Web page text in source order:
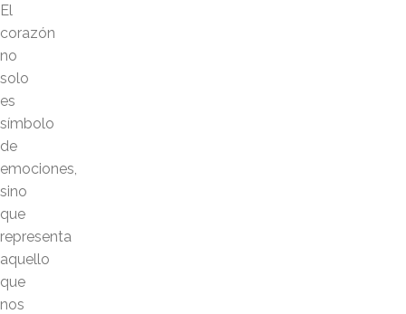
El
corazón
no
solo
es
símbolo
de
emociones,
sino
que
representa
aquello
que
nos